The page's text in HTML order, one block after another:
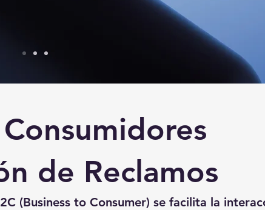
de Reclamos
(Business to Consumer) se facilita la